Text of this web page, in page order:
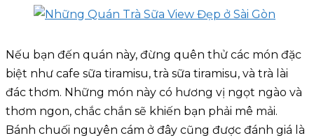
Nếu bạn đến quán này, đừng quên thử các món đặc
biệt như cafe sữa tiramisu, trà sữa tiramisu, và trà lài
đác thơm. Những món này có hương vị ngọt ngào và
thơm ngon, chắc chắn sẽ khiến bạn phải mê mải.
Bánh chuối nguyên cám ở đây cũng được đánh giá là